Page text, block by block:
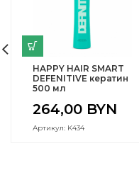
HAPPY HAIR SMART
DEFENITIVE кератин
500 мл
264,00 BYN
Артикул: K434